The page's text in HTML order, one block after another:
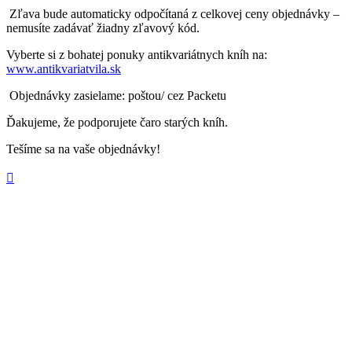
Zľava bude automaticky odpočítaná z celkovej ceny objednávky –
nemusíte zadávať žiadny zľavový kód.
Vyberte si z bohatej ponuky antikvariátnych kníh na:
www.antikvariatvila.sk
Objednávky zasielame: poštou/ cez Packetu
Ďakujeme, že podporujete čaro starých kníh.
Tešíme sa na vaše objednávky!
